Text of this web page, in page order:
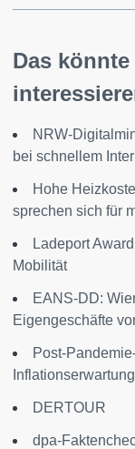
Das
NRW-
bei schnellem
Hohe
sprechen sich für
Ladeport
Mobilität
EANS-DD:
Eigengeschäfte
Post-
DERTOUR
dpa-